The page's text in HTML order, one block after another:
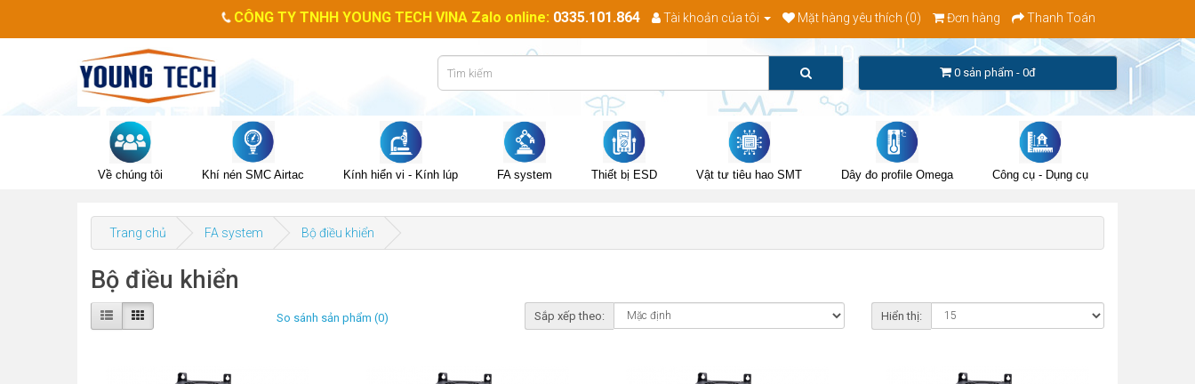
CÔNG TY TNHH YOUNG TECH VINA Zalo online: 0335.101.864 Tài khoản của tôi Mặt hàng yêu thích (0) Đơn hàng Thanh Toán
0 sản phẩm - 0đ
Về chúng tôi Khí nén SMC Airtac Kính hiển vi - Kính lúp FA system Thiết bị ESD Vật tư tiêu hao SMT Dây đo profile Omega Công cụ - Dụng cụ
Trang chủ FA system Bộ điều khiển
Bộ điều khiển
So sánh sản phẩm (0) Sắp xếp theo: Hiển thị: